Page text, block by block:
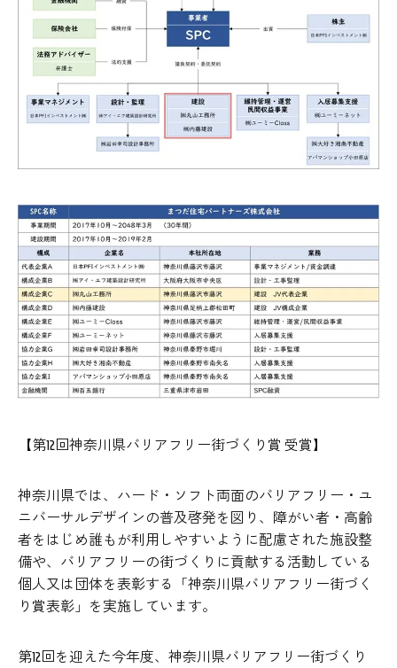
【第12回神奈川県バリアフリー街づくり賞 受賞】
神奈川県では、ハード・ソフト両面のバリアフリー・ユ
ニバーサルデザインの普及啓発を図り、障がい者・高齢
者をはじめ誰もが利用しやすいように配慮された施設整
備や、バリアフリーの街づくりに貢献する活動している
個人又は団体を表彰する「神奈川県バリアフリー街づく
り賞表彰」を実施しています。
第12回を迎えた今年度、神奈川県バリアフリー街づくり